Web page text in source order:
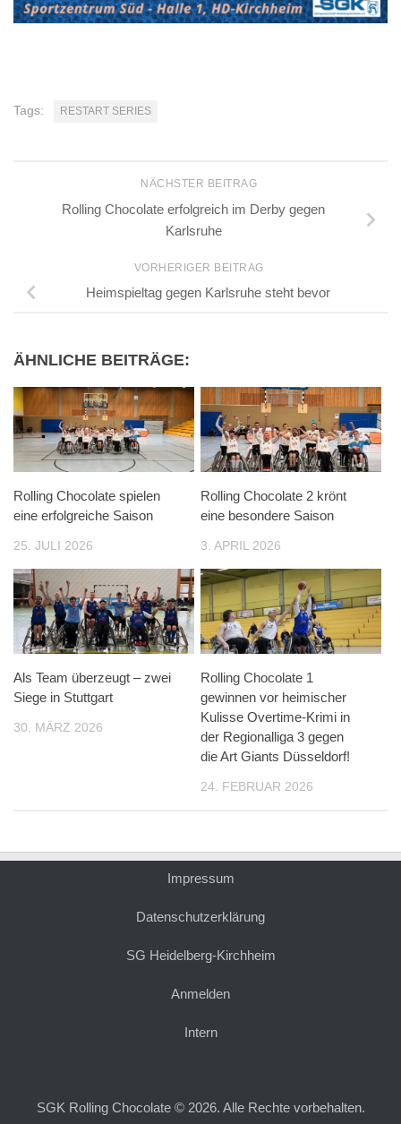
Tags: RESTART SERIES
NÄCHSTER BEITRAG
Rolling Chocolate erfolgreich im Derby gegen
Karlsruhe
VORHERIGER BEITRAG
Heimspieltag gegen Karlsruhe steht bevor
ÄHNLICHE BEITRÄGE:
Rolling Chocolate spielen
eine erfolgreiche Saison
25. JULI 2026
Rolling Chocolate 2 krönt
eine besondere Saison
3. APRIL 2026
Als Team überzeugt – zwei
Siege in Stuttgart
30. MÄRZ 2026
Rolling Chocolate 1
gewinnen vor heimischer
Kulisse Overtime-Krimi in
der Regionalliga 3 gegen
die Art Giants Düsseldorf!
24. FEBRUAR 2026
Impressum
Datenschutzerklärung
SG Heidelberg-Kirchheim
Anmelden
Intern
SGK Rolling Chocolate © 2026. Alle Rechte vorbehalten.